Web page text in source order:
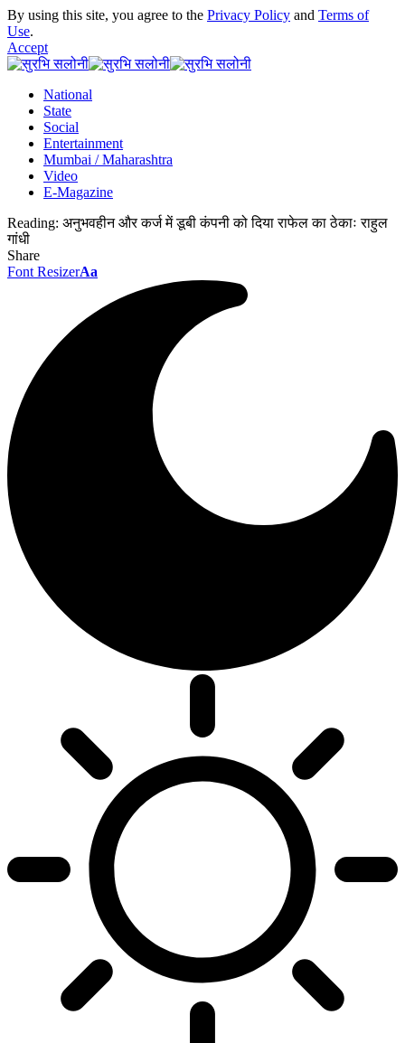
By using this site, you agree to the Privacy Policy and Terms of
Use.
Accept
National
State
Social
Entertainment
Mumbai / Maharashtra
Video
E-Magazine
Reading: अनुभवहीन और कर्ज में डूबी कंपनी को दिया राफेल का ठेकाः राहुल
गांधी
Share
Font ResizerAa